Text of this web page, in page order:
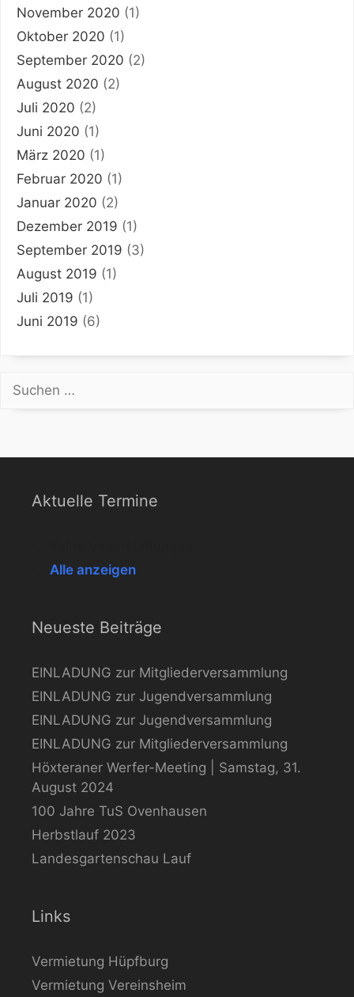
November 2020 (1)
Oktober 2020 (1)
September 2020 (2)
August 2020 (2)
Juli 2020 (2)
Juni 2020 (1)
März 2020 (1)
Februar 2020 (1)
Januar 2020 (2)
Dezember 2019 (1)
September 2019 (3)
August 2019 (1)
Juli 2019 (1)
Juni 2019 (6)
Suchen
nach:
Aktuelle Termine
Alle anzeigen
Neueste Beiträge
EINLADUNG zur Mitgliederversammlung
EINLADUNG zur Jugendversammlung
EINLADUNG zur Jugendversammlung
EINLADUNG zur Mitgliederversammlung
Höxteraner Werfer-Meeting | Samstag, 31.
August 2024
100 Jahre TuS Ovenhausen
Herbstlauf 2023
Landesgartenschau Lauf
Links
Vermietung Hüpfburg
Vermietung Vereinsheim